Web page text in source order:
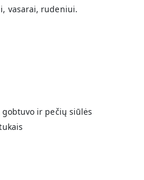
vasarai, rudeniui.
ir pečių siūlės